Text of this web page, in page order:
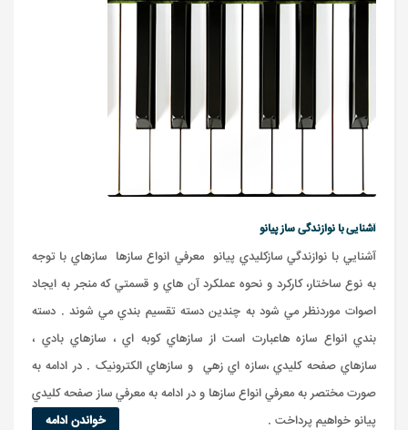
آشنایی با نوازندگی ساز پیانو
آشنايي با نوازندگي سازکليدي پيانو معرفي انواع سازها سازهاي با توجه
به نوع ساختار، کارکرد و نحوه عملکرد آن هاي و قسمتي که منجر به ايجاد
اصوات موردنظر مي شود به چندين دسته تقسيم بندي مي شوند . دسته
بندي انواع سازه هاعبارت است از سازهاي کوبه اي ، سازهاي بادي ،
سازهاي صفحه کليدي ،سازه اي زهي و سازهاي الکترونيک . در ادامه به
صورت مختصر به معرفي انواع سازها و در ادامه به معرفي ساز صفحه کليدي
پيانو خواهيم پرداخت .
خواندن ادامه